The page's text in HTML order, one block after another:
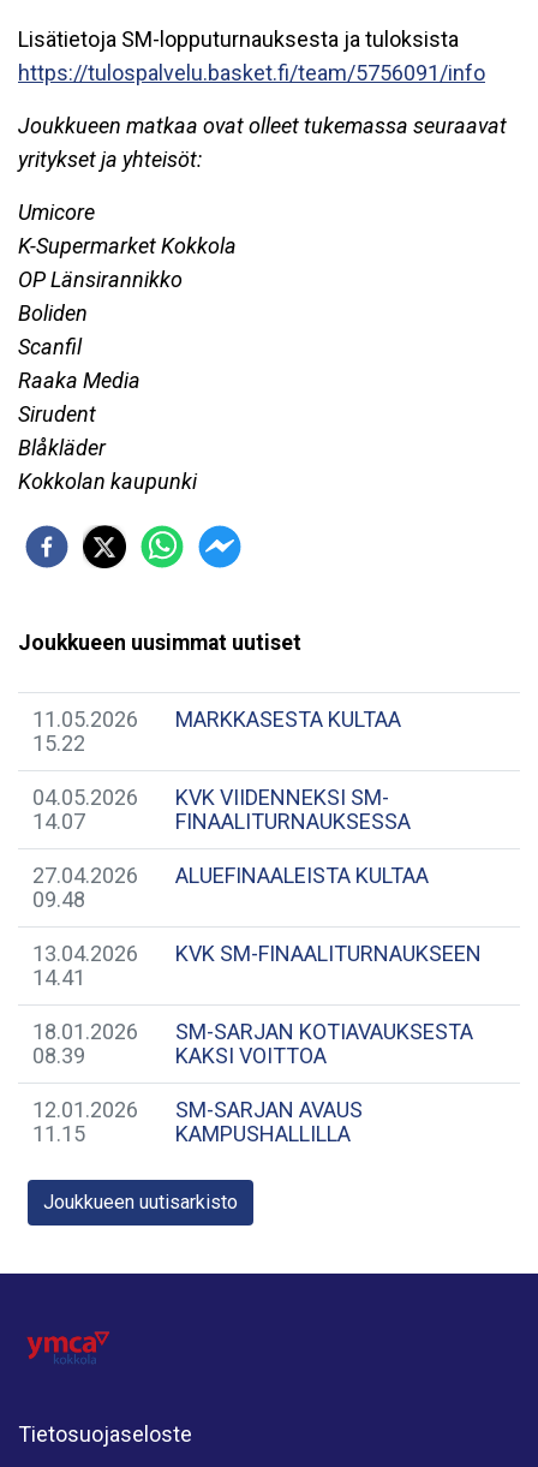
Lisätietoja SM-lopputurnauksesta ja tuloksista
https://tulospalvelu.basket.fi/team/5756091/info
Joukkueen matkaa ovat olleet tukemassa seuraavat
yritykset ja yhteisöt:
Umicore
K-Supermarket Kokkola
OP Länsirannikko
Boliden
Scanfil
Raaka Media
Sirudent
Blåkläder
Kokkolan kaupunki
Joukkueen uusimmat uutiset
11.05.2026
15.22
MARKKASESTA KULTAA
04.05.2026
14.07
KVK VIIDENNEKSI SM-
FINAALITURNAUKSESSA
27.04.2026
09.48
ALUEFINAALEISTA KULTAA
13.04.2026
14.41
KVK SM-FINAALITURNAUKSEEN
18.01.2026
08.39
SM-SARJAN KOTIAVAUKSESTA
KAKSI VOITTOA
12.01.2026
11.15
SM-SARJAN AVAUS
KAMPUSHALLILLA
Joukkueen uutisarkisto
Tietosuojaseloste